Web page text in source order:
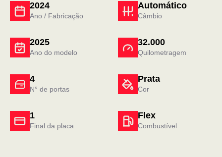
2024
Ano / Fabricação
Automático
Câmbio
4
N° de portas
Prata
Cor
2025
Ano do modelo
32.000
Quilometragem
1
Final da placa
Flex
Combustível